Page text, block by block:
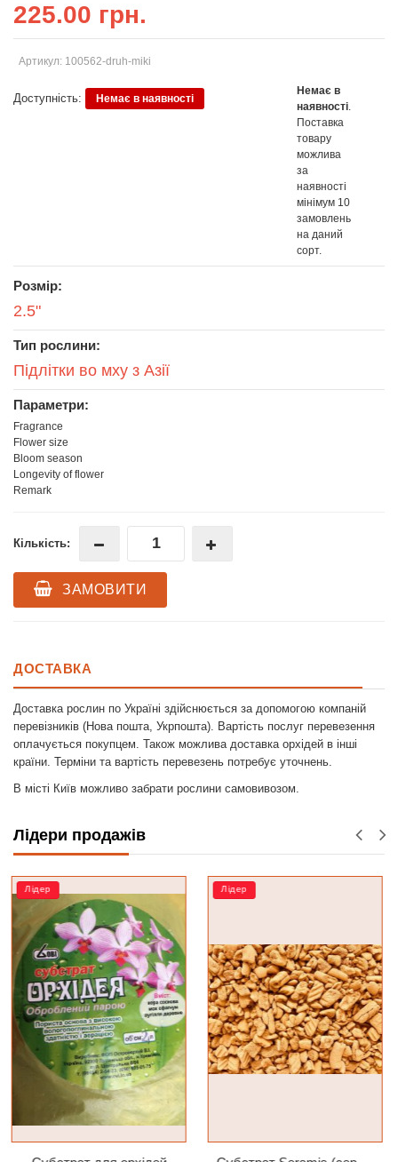
225.00 грн.
Артикул: 100562-druh-miki
Доступність: Немає в наявності
Немає в
наявності.
Поставка
товару
можлива
за
наявності
мінімум 10
замовлень
на даний
сорт.
Розмір:
2.5"
Тип рослини:
Підлітки во мху з Азії
Параметри:
Fragrance
Flower size
Bloom season
Longevity of flower
Remark
Кількість:
ЗАМОВИТИ
ДОСТАВКА
Доставка рослин по Україні здійснюється за допомогою компаній
перевізників (Нова пошта, Укрпошта). Вартість послуг перевезення
оплачується покупцем. Також можлива доставка орхідей в інші
країни. Терміни та вартість перевезень потребує уточнень.
В місті Київ можливо забрати рослини самовивозом.
Лідери продажів